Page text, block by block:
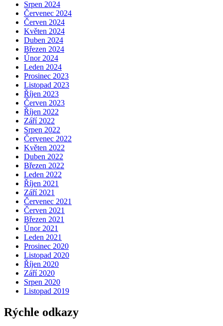
Srpen 2024
Červenec 2024
Červen 2024
Květen 2024
Duben 2024
Březen 2024
Únor 2024
Leden 2024
Prosinec 2023
Listopad 2023
Říjen 2023
Červen 2023
Říjen 2022
Září 2022
Srpen 2022
Červenec 2022
Květen 2022
Duben 2022
Březen 2022
Leden 2022
Říjen 2021
Září 2021
Červenec 2021
Červen 2021
Březen 2021
Únor 2021
Leden 2021
Prosinec 2020
Listopad 2020
Říjen 2020
Září 2020
Srpen 2020
Listopad 2019
Rýchle odkazy